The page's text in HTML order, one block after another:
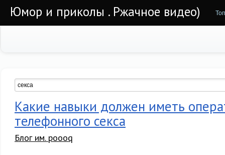
Юмор и приколы . Ржачное видео)
Какие навыки должен иметь
телефонного секса
Блог им. poooq